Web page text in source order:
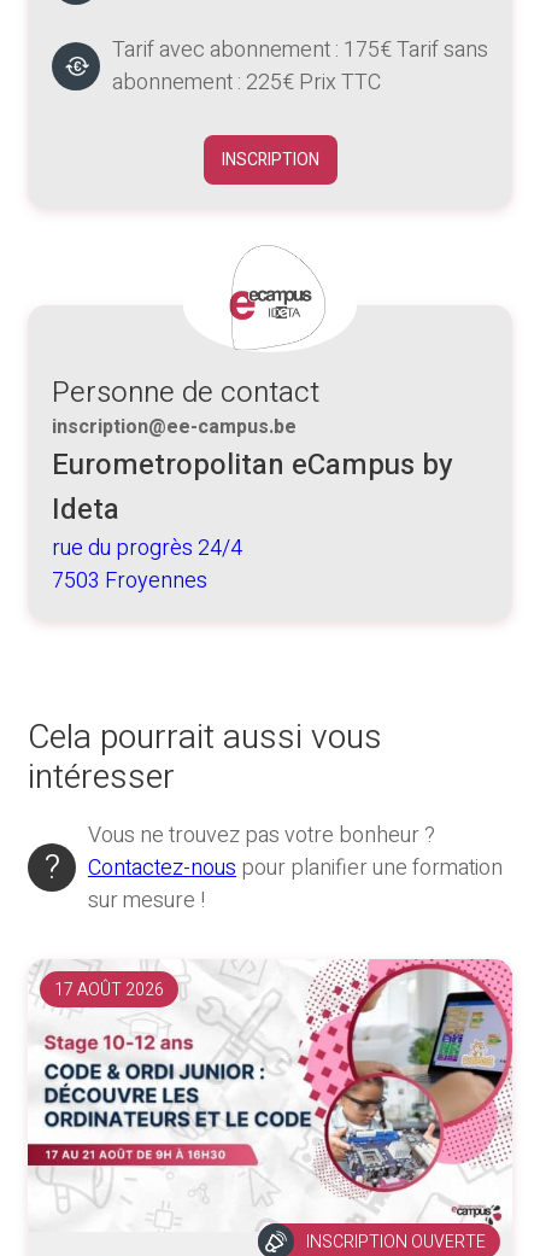
Tarif avec abonnement : 175€ Tarif sans
abonnement : 225€ Prix TTC
INSCRIPTION
Personne de contact
inscription@ee-campus.be
Eurometropolitan eCampus by
Ideta
rue du progrès 24/4
7503 Froyennes
Cela pourrait aussi vous
intéresser
Vous ne trouvez pas votre bonheur ?
Contactez-nouspour planifier une formation
sur mesure !
INSCRIPTION OUVERTE
17 AOÛT 2026